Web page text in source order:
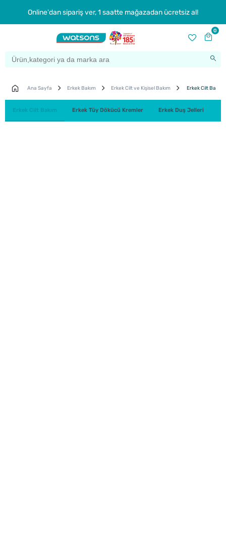
Online'dan sipariş ver, 1 saatte mağazadan ücretsiz al!
0
Ana Sayfa Erkek Bakım Erkek Cilt ve Kişisel Bakım Erkek Cilt Bakım
Erkek Cilt Bakım Erkek Tüy Dökücü Kremler Erkek Duş Jelleri